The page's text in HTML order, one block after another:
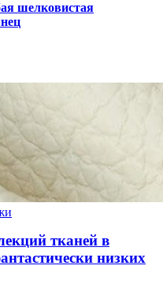
шелковистая
тканей в
низких